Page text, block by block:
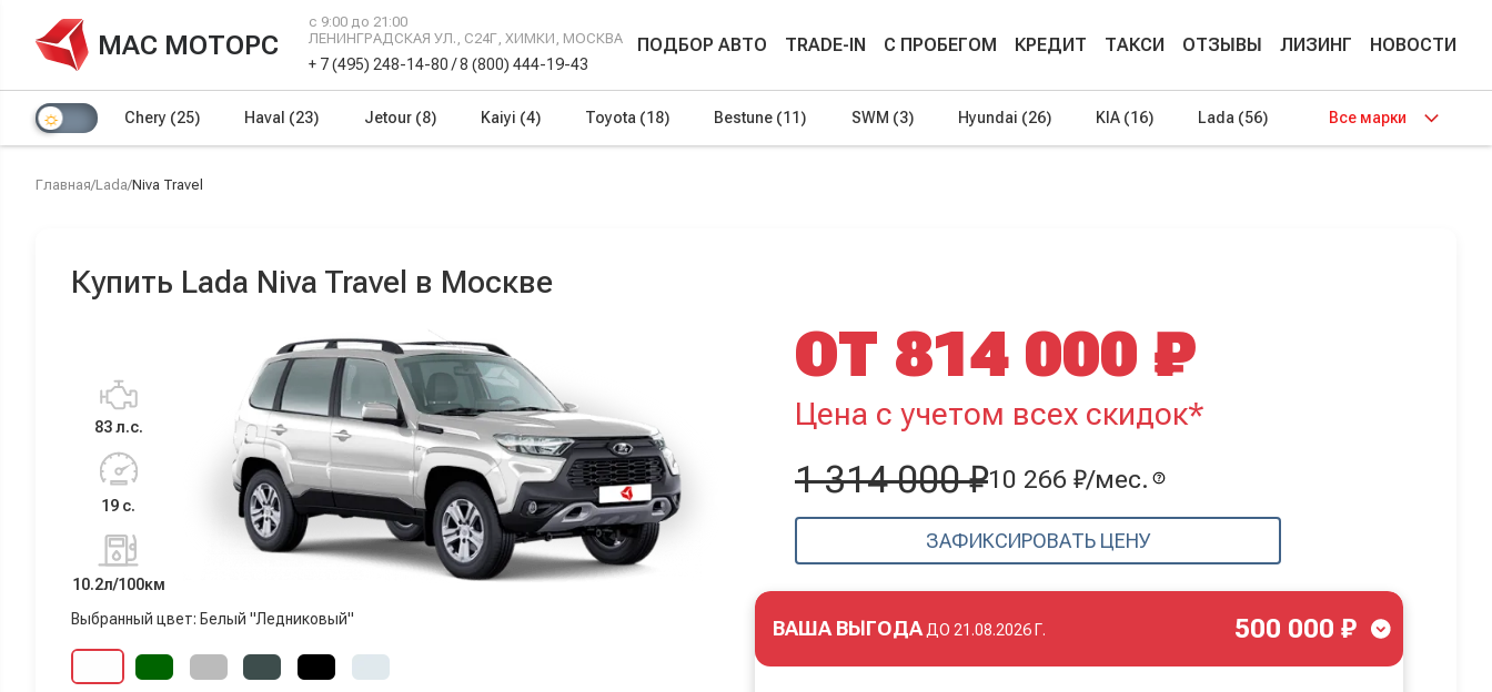
МАС МОТОРС
с 9:00 до 21:00
ЛЕНИНГРАДСКАЯ УЛ., С24Г, ХИМКИ, МОСКВА
+ 7 (495) 248-14-80 /8 (800) 444-19-43
ПОДБОР АВТО TRADE-IN С ПРОБЕГОМ КРЕДИТ ТАКСИ ОТЗЫВЫ ЛИЗИНГ НОВОСТИ
Chery (25) Haval (23) Jetour (8) Kaiyi (4) Toyota (18) Bestune (11) SWM (3) Hyundai (26) KIA (16) Lada (56) Все марки
Главная/Lada/Niva Travel
Купить Lada Niva Travel в Москве
83 л.с.
19 с.
10.2л/100км
Выбранный цвет: Белый "Ледниковый"
ОТ 814 000 ₽
Цена с учетом всех скидок*
1 314 000 ₽10 266 ₽/мес.
ЗАФИКСИРОВАТЬ ЦЕНУ
ВАША ВЫГОДА ДО 21.08.2026 Г. 500 000 ₽